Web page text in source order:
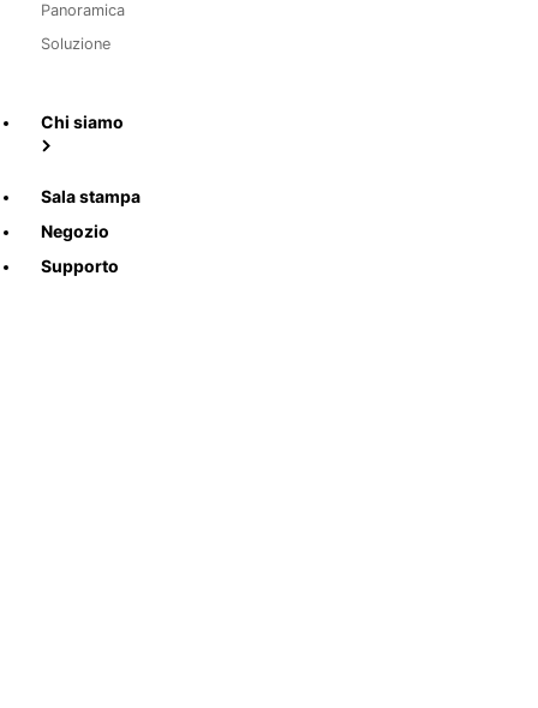
Panoramica
Soluzione
Chi siamo
Sala stampa
Negozio
Supporto